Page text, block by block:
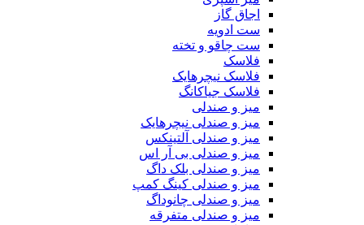
اجاق گاز
ست ادویه
ست چاقو و تخته
فلاسک
فلاسک نیچرهایک
فلاسک جیاکانگ
میز و صندلی
میز و صندلی نیچرهایک
میز و صندلی آلتینکس
میز و صندلی بی آر اس
میز و صندلی بلک داگ
میز و صندلی کینگ کمپ
میز و صندلی چانوداگ
میز و صندلی متفرقه